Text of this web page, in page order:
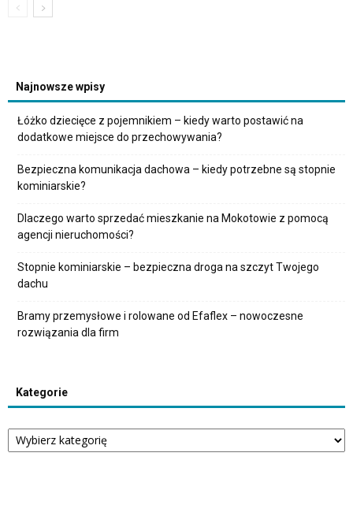
Najnowsze wpisy
Łóżko dziecięce z pojemnikiem – kiedy warto postawić na
dodatkowe miejsce do przechowywania?
Bezpieczna komunikacja dachowa – kiedy potrzebne są stopnie
kominiarskie?
Dlaczego warto sprzedać mieszkanie na Mokotowie z pomocą
agencji nieruchomości?
Stopnie kominiarskie – bezpieczna droga na szczyt Twojego
dachu
Bramy przemysłowe i rolowane od Efaflex – nowoczesne
rozwiązania dla firm
Kategorie
Kategorie